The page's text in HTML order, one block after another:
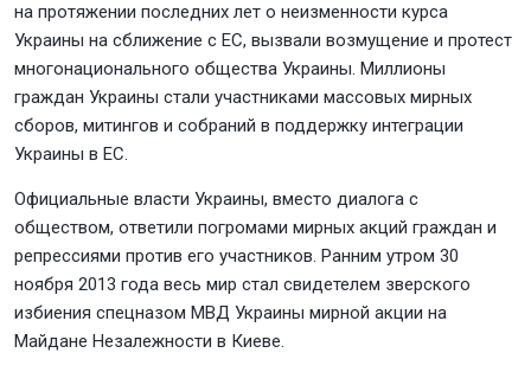
на протяжении последних лет о неизменности курса
Украины на сближение с ЕС, вызвали возмущение и протест
многонационального общества Украины. Миллионы
граждан Украины стали участниками массовых мирных
сборов, митингов и собраний в поддержку интеграции
Украины в ЕС.
Официальные власти Украины, вместо диалога с
обществом, ответили погромами мирных акций граждан и
репрессиями против его участников. Ранним утром 30
ноября 2013 года весь мир стал свидетелем зверского
избиения спецназом МВД Украины мирной акции на
Майдане Незалежности в Киеве.